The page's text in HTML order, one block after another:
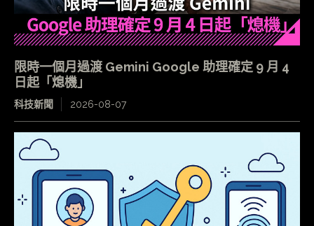
限時一個月過渡 Gemini Google 助理確定 9 月 4
日起「熄機」
科技新聞 2026-08-07